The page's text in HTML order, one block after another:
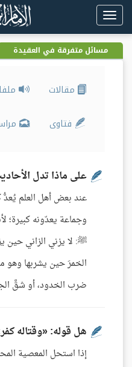
Toggle
navigation
مسائل متفرقة في العقيدة
مقالات
فتاوى
على ماذا تدل
عند بعض أهل العلم يُعدُّ
وجماعة يعدّونه كبيرة؛
ﷺ: لا يزني الزاني حين
الخمرَ حين يشربها
ضرب الخدود، أو شقَّ
هل قوله: «وقتاله
إذا استحل المعصية